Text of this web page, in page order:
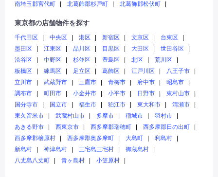
南埼玉郡宮代町
北葛飾郡杉戸町 北葛飾郡松伏町
東京都の店舗物件を探す
千代田区 中央区 港区 新宿区 文京区
台東区
墨田区
江東区 品川区 目黒区 大田区
世田谷区
渋谷区
中野区 杉並区 豊島区 北区
荒川区
板橋区
練馬区 足立区 葛飾区 江戸川区
八王子市
立川市
武蔵野市 三鷹市 青梅市 府中市
昭島市
調布市
町田市 小金井市 小平市 日野市
東村山市
国分寺市
国立市 福生市 狛江市 東大和市
清瀬市
東久留米市
武蔵村山市 多摩市 稲城市
羽村市
あきる野市
西東京市 西多摩郡瑞穂町
西多摩郡日の出町
西多摩郡檜原村
西多摩郡奥多摩町 大島町
利島村
新島村
神津島村 三宅島三宅村
御蔵島村
八丈島八丈町
青ヶ島村 小笠原村